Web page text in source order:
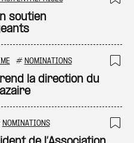
soutien
# NOMINATIONS
la direction du
NOMINATIONS